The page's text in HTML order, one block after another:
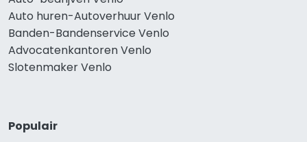
Auto huren-Autoverhuur Venlo
Banden-Bandenservice Venlo
Advocatenkantoren Venlo
Slotenmaker Venlo
Populair